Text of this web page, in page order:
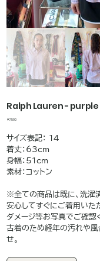
Ralph Lauren -
価
￥7,590
サイズ表記： 14
着丈：63cm
身幅：51cm
素材：コットン
※全ての商品は既に、洗濯
安心してすぐにご着用いた
ダメージ等お写真でご確認
古着のため経年の汚れや風
せ。